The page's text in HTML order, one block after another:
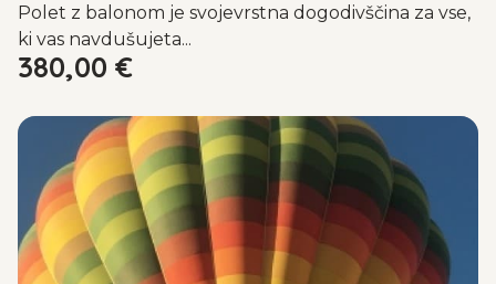
Polet z balonom je svojevrstna dogodivščina za vse,
ki vas navdušujeta...
380,00 €